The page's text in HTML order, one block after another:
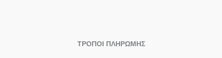
ΤΡΟΠΟΙ ΠΛΗΡΩΜΗΣ